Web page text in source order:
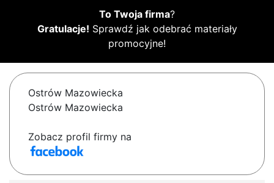
To Twoja firma?
Gratulacje! Sprawdź jak odebrać materiały
promocyjne!
Ostrów Mazowiecka
Ostrów Mazowiecka
Zobacz profil firmy na